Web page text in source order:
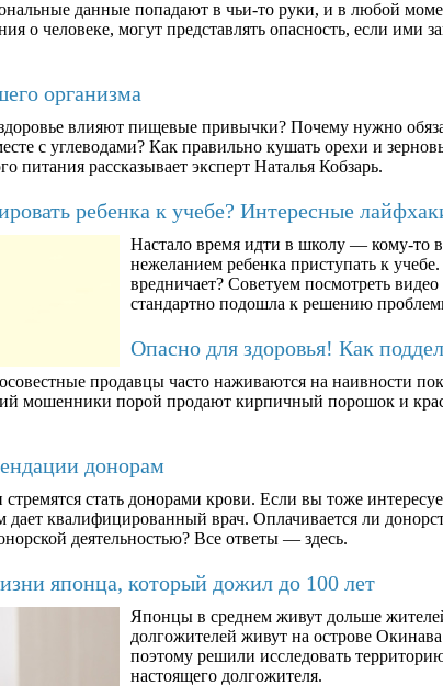
данные попадают в чьи-то руки, и в любой
о человеке, могут представлять опасность, если ими
организма
влияют пищевые привычки? Почему нужно
с углеводами? Как правильно кушать орехи и
питания рассказывает эксперт Наталья Кобзарь.
ребенка к учебе? Интересные
Настало время идти в школу — кому-то
нежеланием ребенка приступать к
вредничает? Советуем посмотреть
стандартно подошла к решению
Опасно для здоровья! Как
продавцы часто наживаются на наивности
мошенники порой продают кирпичный порошок и
донорам
стать донорами крови. Если вы тоже
дает квалифицированный врач. Оплачивается ли
деятельностью? Все ответы — здесь.
японца, который дожил до 100 лет
Японцы в среднем живут дольше
долгожителей живут на острове
поэтому решили исследовать
настоящего долгожителя.